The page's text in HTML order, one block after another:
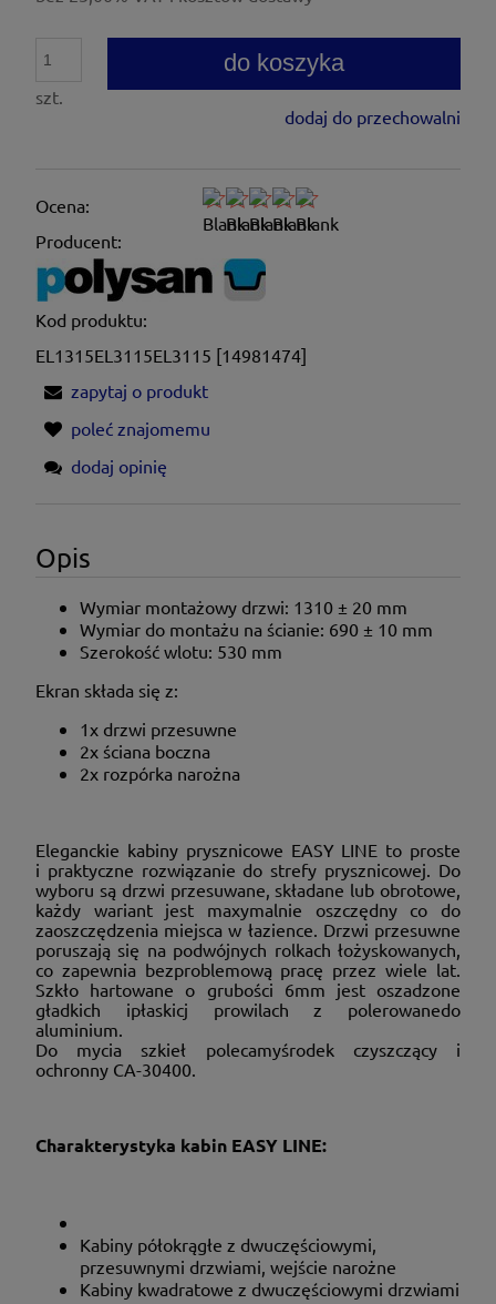
szt.
do koszyka
dodaj do przechowalni
Ocena:
Producent:
Kod produktu:
EL1315EL3115EL3115 [14981474]
zapytaj o produkt
poleć znajomemu
dodaj opinię
Opis
Wymiar montażowy drzwi: 1310 ± 20 mm
Wymiar do montażu na ścianie: 690 ± 10 mm
Szerokość wlotu: 530 mm
Ekran składa się z:
1x drzwi przesuwne
2x ściana boczna
2x rozpórka narożna
Eleganckie kabiny prysznicowe EASY LINE to proste
i praktyczne rozwiązanie do strefy prysznicowej. Do
wyboru są drzwi przesuwane, składane lub obrotowe,
każdy wariant jest maxymalnie oszczędny co do
zaoszczędzenia miejsca w łazience. Drzwi przesuwne
poruszają się na podwójnych rolkach łożyskowanych,
co zapewnia bezproblemową pracę przez wiele lat.
Szkło hartowane o grubości 6mm jest oszadzone
gładkich ipłaskicj prowilach z polerowanedo
aluminium.
Do mycia szkieł polecamyśrodek czyszczący i
ochronny CA-30400.
Charakterystyka kabin EASY LINE:
Kabiny półokrągłe z dwuczęściowymi,
przesuwnymi drzwiami, wejście narożne
Kabiny kwadratowe z dwuczęściowymi drzwiami